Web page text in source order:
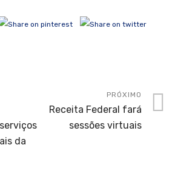
da
PRÓXIMO
Receita Federal fará
sessões virtuais